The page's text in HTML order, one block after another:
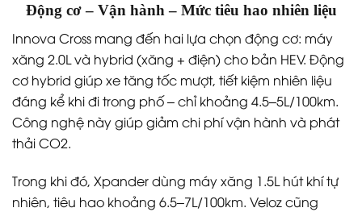
Động cơ – Vận hành – Mức tiêu hao nhiên liệu
Innova Cross mang đến hai lựa chọn động cơ: máy
xăng 2.0L và hybrid (xăng + điện) cho bản HEV. Động
cơ hybrid giúp xe tăng tốc mượt, tiết kiệm nhiên liệu
đáng kể khi đi trong phố – chỉ khoảng 4.5–5L/100km.
Công nghệ này giúp giảm chi phí vận hành và phát
thải CO2.
Trong khi đó, Xpander dùng máy xăng 1.5L hút khí tự
nhiên, tiêu hao khoảng 6.5–7L/100km. Veloz cũng